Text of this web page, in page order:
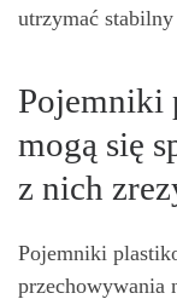
utrzymać
Pojemniki
mogą się
z nich
Pojemniki
przechowywania